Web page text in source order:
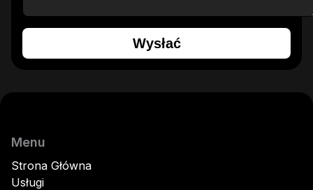
Wysłać
Menu
Strona Główna
Usługi